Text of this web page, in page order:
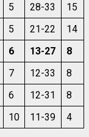
5 28-33
15
5 21-22
14
6 13-27
8
7 12-33
8
6 12-31
8
10 11-39 4